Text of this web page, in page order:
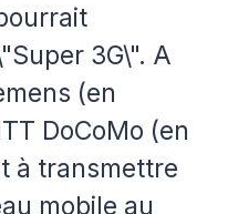
3G\". A
(en
DoCoMo (en
à transmettre
mobile au